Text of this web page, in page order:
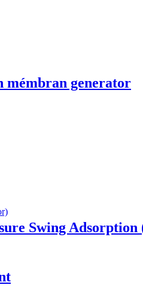
mémbran generator
Swing Adsorption